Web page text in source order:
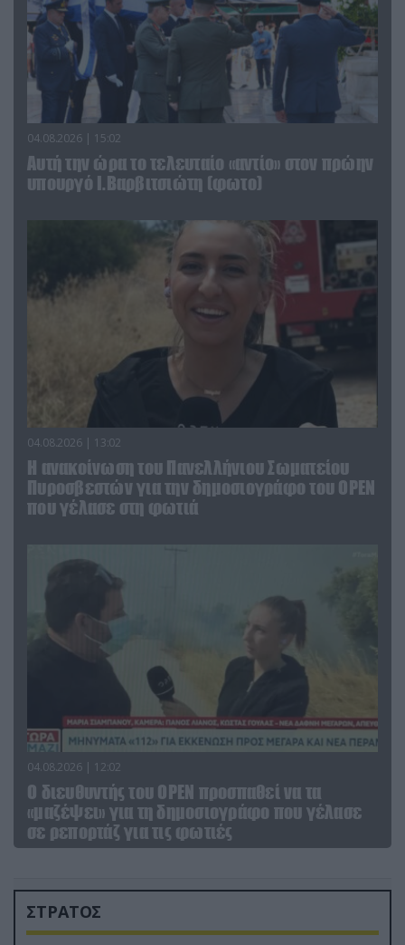
04.08.2026 | 15:02
Αυτή την ώρα το τελευταίο «αντίο» στον πρώην
υπουργό Ι.Βαρβιτσιώτη (φωτο)
04.08.2026 | 13:02
Η ανακοίνωση του Πανελλήνιου Σωματείου
Πυροσβεστών για την δημοσιογράφο του OPEN
που γέλασε στη φωτιά
04.08.2026 | 12:02
O διευθυντής του OPEN προσπαθεί να τα
«μαζέψει» για τη δημοσιογράφο που γέλασε
σε ρεπορτάζ για τις φωτιές
ΣΤΡΑΤΟΣ